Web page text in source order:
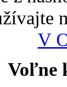
V
Voľne